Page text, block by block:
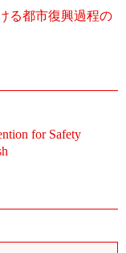
る都市復興過程の
for Safety